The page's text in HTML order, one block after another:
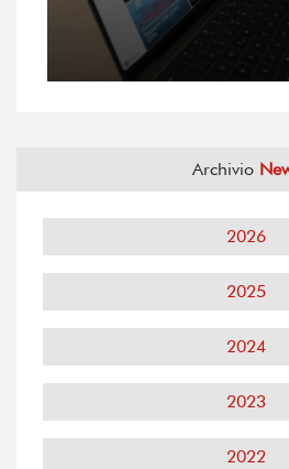
Archivio
2026
2025
2024
2023
2022